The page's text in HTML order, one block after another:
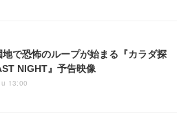
地で恐怖のループが始まる『カラダ探
NIGHT』予告映像
13:00